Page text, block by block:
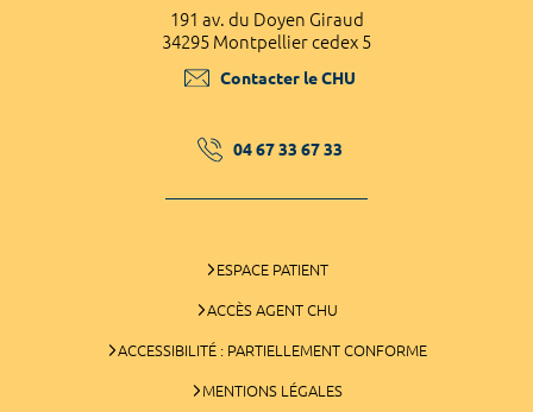
191 av. du Doyen Giraud
34295 Montpellier cedex 5
Contacter le CHU
04 67 33 67 33
ESPACE PATIENT
ACCÈS AGENT CHU
ACCESSIBILITÉ : PARTIELLEMENT CONFORME
MENTIONS LÉGALES